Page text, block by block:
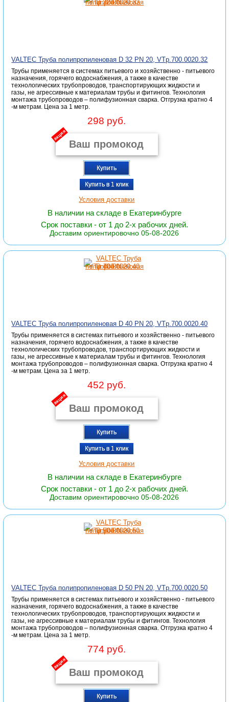
VALTEC Труба полипропиленовая D 32 PN 20, VTp.700.0020.32
Трубы применяется в системах питьевого и хозяйственно - питьевого
назначения, горячего водоснабжения, а также в качестве
технологических трубопроводов, транспортирующих жидкости и
газы, не агрессивные к материалам трубы и фитингов. Технология
монтажа трубопроводов – полифузионная сварка. Отгрузка кратно 4
-м метрам. Цена за 1 метр.
298 руб.
акция
Купить
Купить в 1 клик
Условия доставки
В наличии на складе в Екатеринбурге
Срок поставки - от 1 до 2-х рабочих дней.
Доставим ориентировочно 05-08-2026
VALTEC Труба полипропиленовая D 40 PN 20, VTp.700.0020.40
Трубы применяется в системах питьевого и хозяйственно - питьевого
назначения, горячего водоснабжения, а также в качестве
технологических трубопроводов, транспортирующих жидкости и
газы, не агрессивные к материалам трубы и фитингов. Технология
монтажа трубопроводов – полифузионная сварка. Отгрузка кратно 4
-м метрам. Цена за 1 метр.
452 руб.
акция
Купить
Купить в 1 клик
Условия доставки
В наличии на складе в Екатеринбурге
Срок поставки - от 1 до 2-х рабочих дней.
Доставим ориентировочно 05-08-2026
VALTEC Труба полипропиленовая D 50 PN 20, VTp.700.0020.50
Трубы применяется в системах питьевого и хозяйственно - питьевого
назначения, горячего водоснабжения, а также в качестве
технологических трубопроводов, транспортирующих жидкости и
газы, не агрессивные к материалам трубы и фитингов. Технология
монтажа трубопроводов – полифузионная сварка. Отгрузка кратно 4
-м метрам. Цена за 1 метр.
774 руб.
акция
Купить